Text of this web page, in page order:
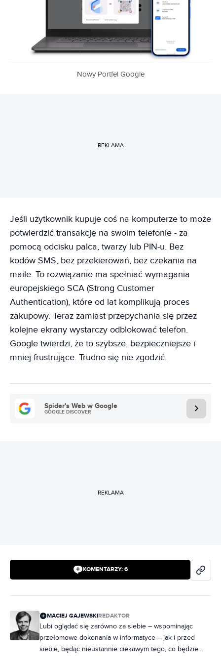
Nowy Portfel Google
REKLAMA
Jeśli użytkownik kupuje coś na komputerze to może
potwierdzić transakcję na swoim telefonie - za
pomocą odcisku palca, twarzy lub PIN-u. Bez
kodów SMS, bez przekierowań, bez czekania na
maile. To rozwiązanie ma spełniać wymagania
europejskiego SCA (Strong Customer
Authentication), które od lat komplikują proces
zakupowy. Teraz zamiast przepychania się przez
kolejne ekrany wystarczy odblokować telefon.
Google twierdzi, że to szybsze, bezpieczniejsze i
mniej frustrujące. Trudno się nie zgodzić.
Spider's Web w Google
GOOGLE DISCOVER
REKLAMA
KOMENTARZY: 6
MACIEJ GAJEWSKIREDAKTOR
Lubi oglądać się zarówno za siebie – wspominając
przełomowe dokonania w informatyce – jak i przed
siebie, będąc nieustannie ciekawym tego, co będzie